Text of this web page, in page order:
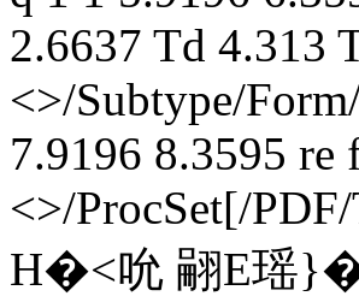
2.6637 Td 4.313
<>/Subtype/
7.9196 8.3595 re
<>/ProcSet[/
H�<吮 翤E瑶